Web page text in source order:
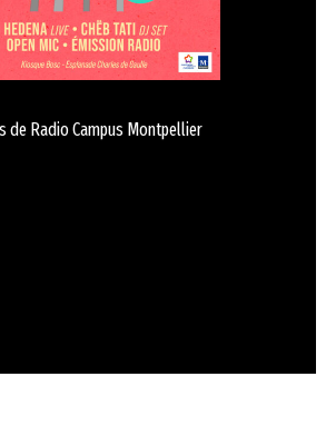
de Radio Campus Montpellier